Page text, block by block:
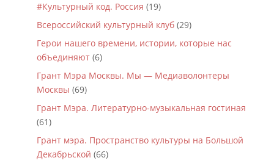
#Культурный код. Россия (19)
Всероссийский культурный клуб(29)
Герои нашего времени, истории, которые нас
объединяют(6)
Грант Мэра Москвы. Мы — Медиаволонтеры
Москвы (69)
Грант Мэра. Литературно-музыкальная гостиная
(61)
Грант мэра. Пространство культуры на Большой
Декабрьской (66)